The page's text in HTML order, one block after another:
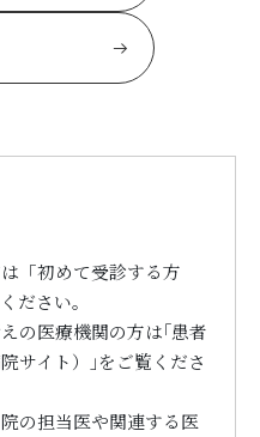
「初めて受診する方
ださい。
の医療機関の方は｢患者
サイト）｣をご覧くださ
の担当医や関連する医